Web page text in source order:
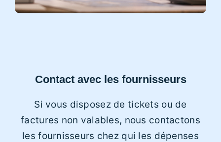
Contact avec les fournisseurs
Si vous disposez de tickets ou de
factures non valables, nous contactons
les fournisseurs chez qui les dépenses